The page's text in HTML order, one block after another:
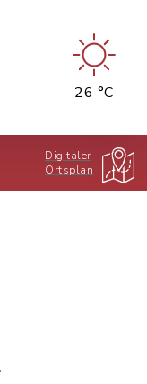
26 °C
Digitaler
Ortsplan